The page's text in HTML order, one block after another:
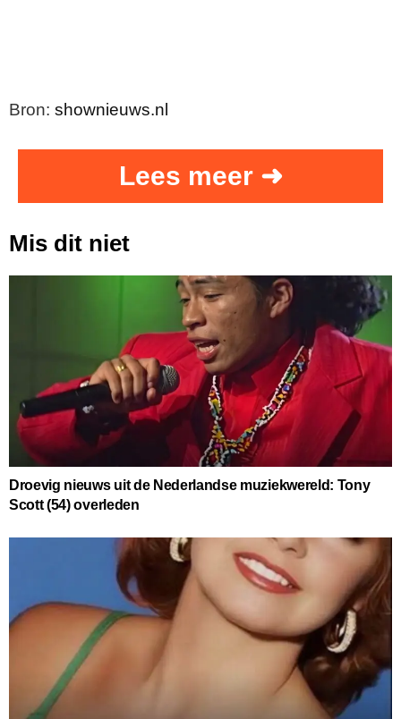
Bron: shownieuws.nl
Lees meer ➜
Mis dit niet
Droevig nieuws uit de Nederlandse muziekwereld: Tony
Scott (54) overleden